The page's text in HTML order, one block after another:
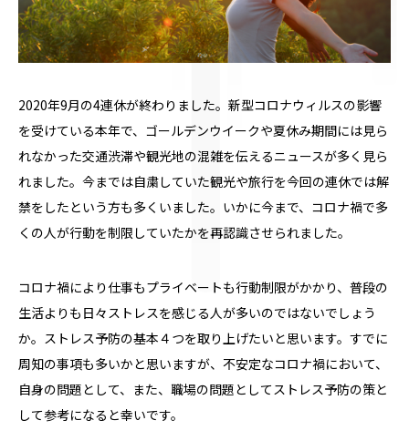
2020年9月の4連休が終わりました。新型コロナウィルスの影響
を受けている本年で、ゴールデンウイークや夏休み期間には見ら
れなかった交通渋滞や観光地の混雑を伝えるニュースが多く見ら
れました。今までは自粛していた観光や旅行を今回の連休では解
禁をしたという方も多くいました。いかに今まで、コロナ禍で多
くの人が行動を制限していたかを再認識させられました。
コロナ禍により仕事もプライベートも行動制限がかかり、普段の
生活よりも日々ストレスを感じる人が多いのではないでしょう
か。ストレス予防の基本４つを取り上げたいと思います。すでに
周知の事項も多いかと思いますが、不安定なコロナ禍において、
自身の問題として、また、職場の問題としてストレス予防の策と
して参考になると幸いです。